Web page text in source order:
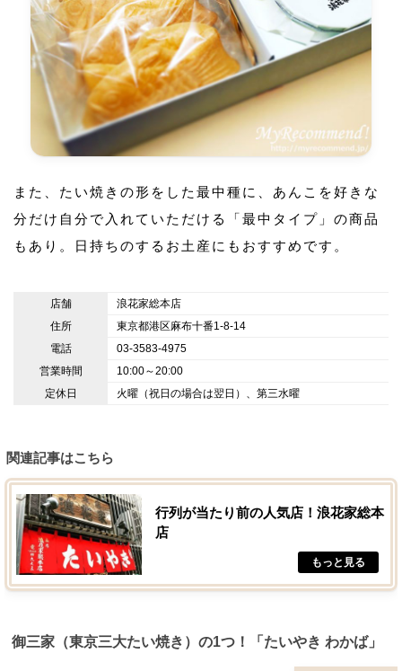
また、たい焼きの形をした最中種に、あんこを好きな
分だけ自分で入れていただける「最中タイプ」の商品
もあり。日持ちのするお土産にもおすすめです。
店舗
浪花家総本店
住所
東京都港区麻布十番1-8-14
電話
03-3583-4975
営業時間
10:00～20:00
定休日
火曜（祝日の場合は翌日）、第三水曜
関連記事はこちら
行列が当たり前の人気店！浪花家総本
店
御三家（東京三大たい焼き）の1つ！「たいやき わかば」